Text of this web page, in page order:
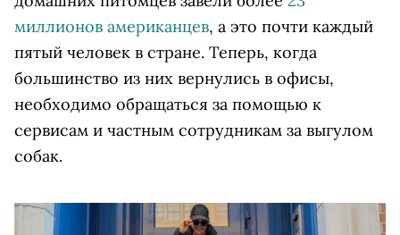
миллионов американцев, а это почти каждый
пятый человек в стране. Теперь, когда
большинство из них вернулись в офисы,
необходимо обращаться за помощью к
сервисам и частным сотрудникам за выгулом
собак.